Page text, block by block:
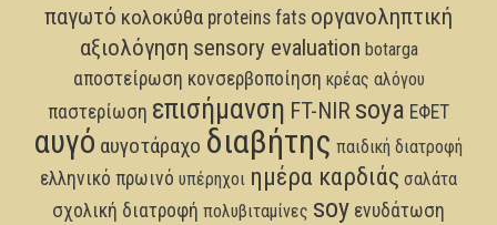
παγωτό κολοκύθα proteins fats οργανοληπτική
αξιολόγηση sensory evaluation botarga
αποστείρωση κονσερβοποίηση κρέας αλόγου
παστερίωση επισήμανση FT-NIR soya ΕΦΕΤ
αυγό αυγοτάραχο διαβήτης παιδική διατροφή
ελληνικό πρωινό υπέρηχοι ημέρα καρδιάς σαλάτα
σχολική διατροφή πολυβιταμίνες soy ενυδάτωση